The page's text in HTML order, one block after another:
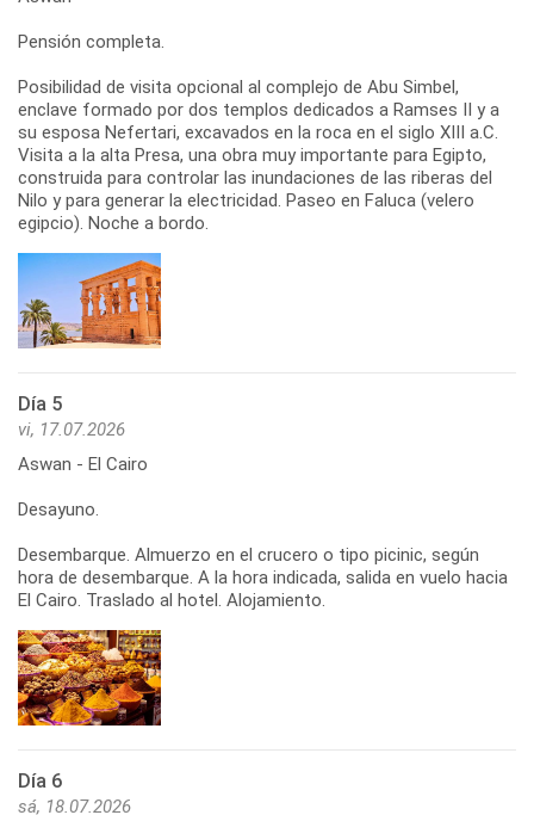
Pensión completa.
Posibilidad de visita opcional al complejo de Abu Simbel,
enclave formado por dos templos dedicados a Ramses II y a
su esposa Nefertari, excavados en la roca en el siglo XIII a.C.
Visita a la alta Presa, una obra muy importante para Egipto,
construida para controlar las inundaciones de las riberas del
Nilo y para generar la electricidad. Paseo en Faluca (velero
egipcio). Noche a bordo.
Día 5
vi, 17.07.2026
Aswan - El Cairo
Desayuno.
Desembarque. Almuerzo en el crucero o tipo picinic, según
hora de desembarque. A la hora indicada, salida en vuelo hacia
El Cairo. Traslado al hotel. Alojamiento.
Día 6
sá, 18.07.2026